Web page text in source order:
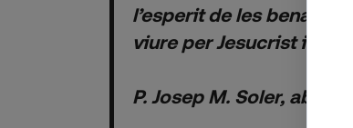
l’esperit de les
viure per Jesucrist i
P. Josep M. Soler, abat